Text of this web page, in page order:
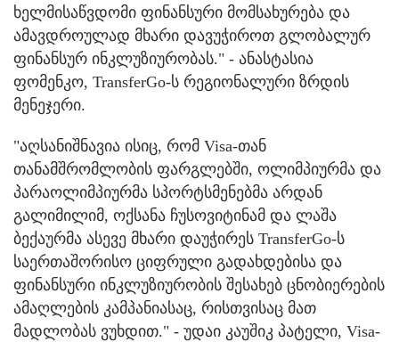
ხელმისაწვდომი ფინანსური მომსახურება და
ამავდროულად მხარი დავუჭიროთ გლობალურ
ფინანსურ ინკლუზიურობას." - ანასტასია
ფომენკო, TransferGo-ს რეგიონალური ზრდის
მენეჯერი.
"აღსანიშნავია ისიც, რომ Visa-თან
თანამშრომლობის ფარგლებში, ოლიმპიურმა და
პარაოლიმპიურმა სპორტსმენებმა არდან
გალიმილიმ, ოქსანა ჩუსოვიტინამ და ლაშა
ბექაურმა ასევე მხარი დაუჭირეს TransferGo-ს
საერთაშორისო ციფრული გადახდებისა და
ფინანსური ინკლუზიურობის შესახებ ცნობიერების
ამაღლების კამპანიასაც, რისთვისაც მათ
მადლობას ვუხდით." - უდაი კაუშიკ პატელი, Visa-